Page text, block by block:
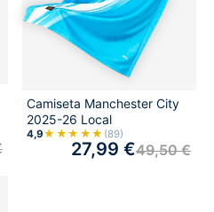
Camiseta Manchester City
2025-26 Local
4,9★★★★★ (89)
49,50€
27,99 €